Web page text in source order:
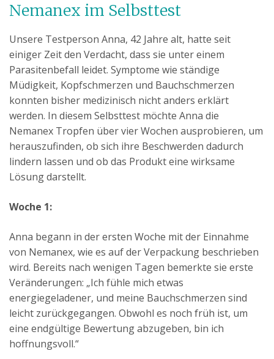
Nemanex im Selbsttest
Unsere Testperson Anna, 42 Jahre alt, hatte seit
einiger Zeit den Verdacht, dass sie unter einem
Parasitenbefall leidet. Symptome wie ständige
Müdigkeit, Kopfschmerzen und Bauchschmerzen
konnten bisher medizinisch nicht anders erklärt
werden. In diesem Selbsttest möchte Anna die
Nemanex Tropfen über vier Wochen ausprobieren, um
herauszufinden, ob sich ihre Beschwerden dadurch
lindern lassen und ob das Produkt eine wirksame
Lösung darstellt.
Woche 1:
Anna begann in der ersten Woche mit der Einnahme
von Nemanex, wie es auf der Verpackung beschrieben
wird. Bereits nach wenigen Tagen bemerkte sie erste
Veränderungen: „Ich fühle mich etwas
energiegeladener, und meine Bauchschmerzen sind
leicht zurückgegangen. Obwohl es noch früh ist, um
eine endgültige Bewertung abzugeben, bin ich
hoffnungsvoll.“